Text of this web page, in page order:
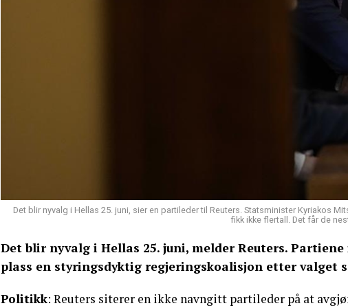
Det blir nyvalg i Hellas 25. juni, sier en partileder til Reuters. Statsminister Kyriakos
fikk ikke flertall. Det får de
Det blir nyvalg i Hellas 25. juni, melder Reuters.
plass en styringsdyktig regjeringskoalisjon etter valget
Politikk: Reuters siterer en ikke navngitt partileder på at